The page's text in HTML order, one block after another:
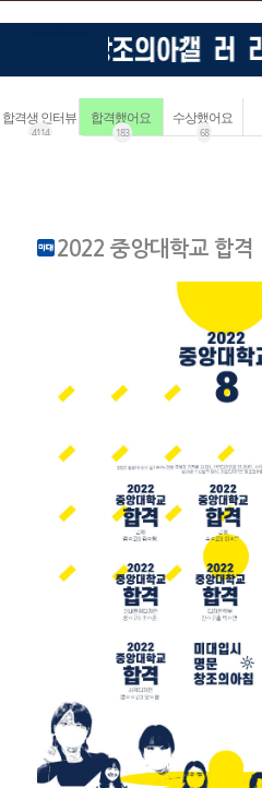
합격생 인터뷰
4114
합격했어요
183
수상했어요
68
2022 중앙대학교 합격